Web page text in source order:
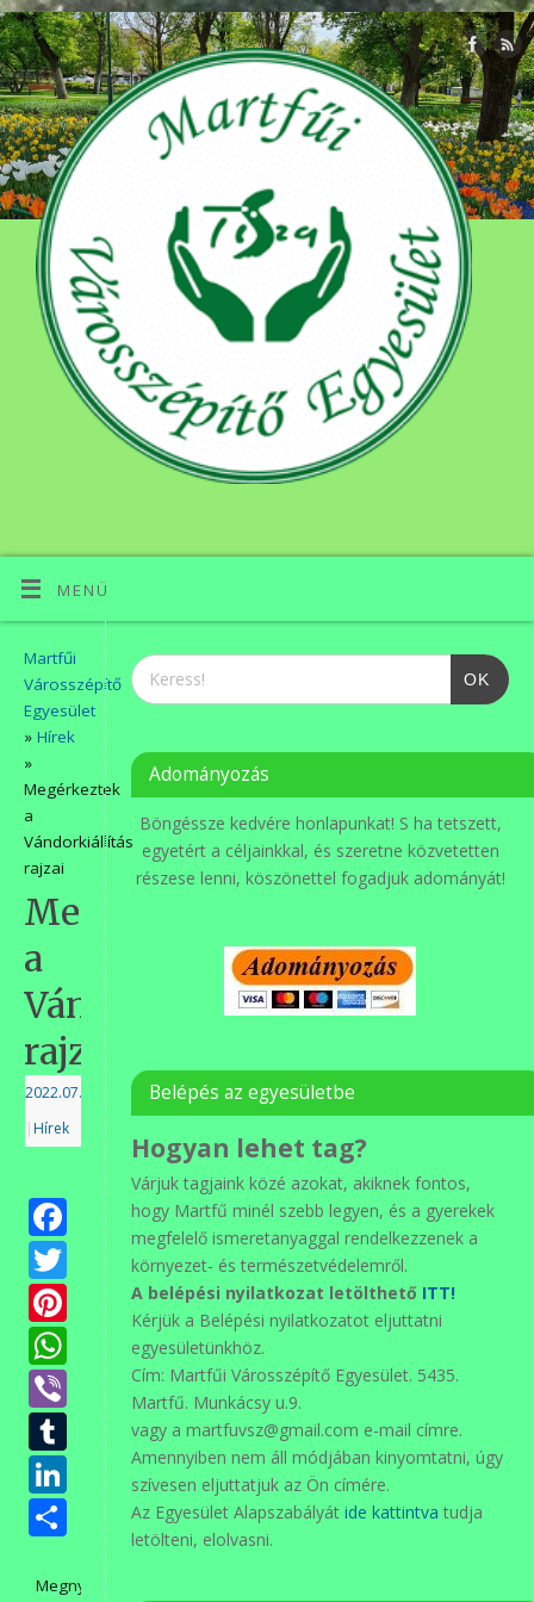
MENÜ
Martfűi
Városszépítő
Egyesület
»Hírek
»
Megérkeztek
a
Vándorkiállítás
rajzai
Megérkeztek
a
Vándorkiállítás
rajzai
2022.07.13.
|Hírek
Facebook
Twitter
Pinterest
WhatsApp
Viber
Tumblr
LinkedIn
Ossza
meg
Megnyitottuk
OK
Adományozás
Böngéssze kedvére honlapunkat! S ha tetszett,
egyetért a céljainkkal, és szeretne közvetetten
részese lenni, köszönettel fogadjuk adományát!
Belépés az egyesületbe
Hogyan lehet tag?
Várjuk tagjaink közé azokat, akiknek fontos,
hogy Martfű minél szebb legyen, és a gyerekek
megfelelő ismeretanyaggal rendelkezzenek a
környezet- és természetvédelemről.
A belépési nyilatkozat letölthető ITT!
Kérjük a Belépési nyilatkozatot eljuttatni
egyesületünkhöz.
Cím: Martfűi Városszépítő Egyesület. 5435.
Martfű. Munkácsy u.9.
vagy a martfuvsz@gmail.com e-mail címre.
Amennyiben nem áll módjában kinyomtatni, úgy
szívesen eljuttatjuk az Ön címére.
Az Egyesület Alapszabályát ide kattintva tudja
letölteni, elolvasni.